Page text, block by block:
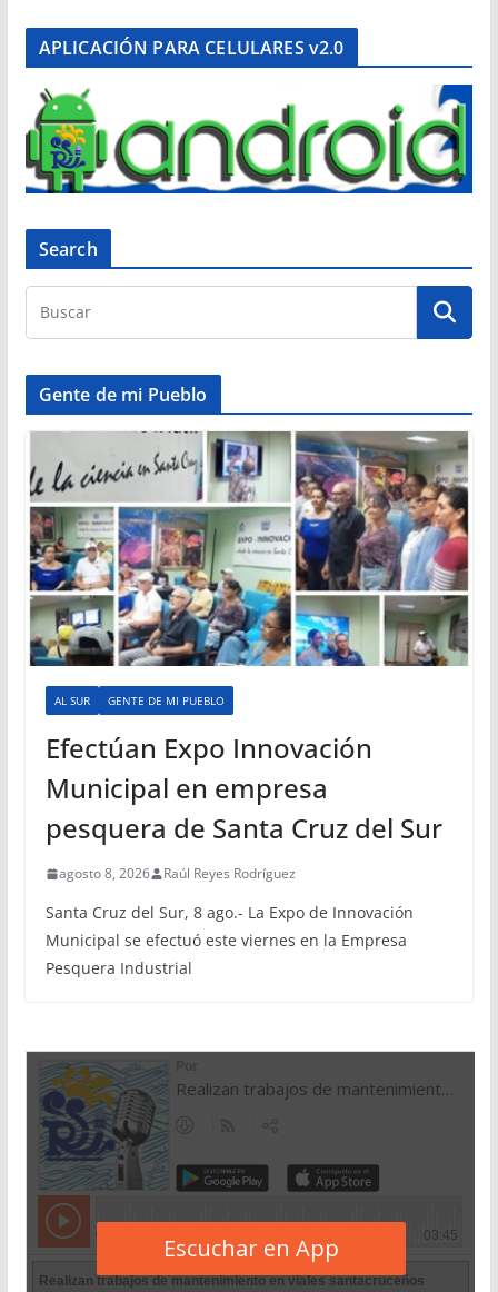
APLICACIÓN PARA CELULARES v2.0
Search
Gente de mi Pueblo
AL SUR GENTE DE MI PUEBLO
Efectúan Expo Innovación
Municipal en empresa
pesquera de Santa Cruz del Sur
agosto 8, 2026 Raúl Reyes Rodríguez
Santa Cruz del Sur, 8 ago.- La Expo de Innovación
Municipal se efectuó este viernes en la Empresa
Pesquera Industrial